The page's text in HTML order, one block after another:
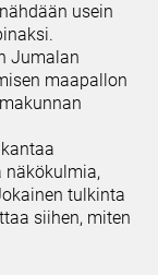
usein
Jumalan
maapallon
näkökulmia,
tulkinta
siihen, miten